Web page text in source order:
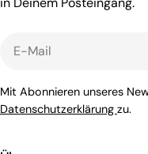
Mit Abonnieren unseres
Datenschutzerklärung zu.